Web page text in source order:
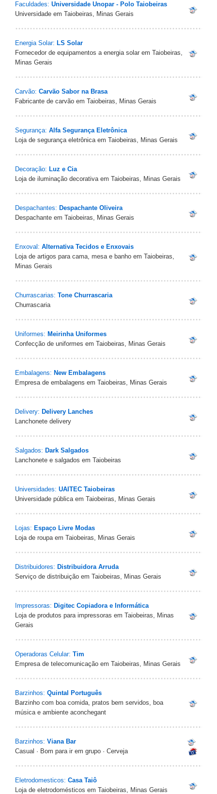
Faculdades: Universidade Unopar - Polo Taiobeiras
Universidade em Taiobeiras, Minas Gerais
Energia Solar: LS Solar
Fornecedor de equipamentos a energia solar em Taiobeiras,
Minas Gerais
Carvão: Carvão Sabor na Brasa
Fabricante de carvão em Taiobeiras, Minas Gerais
Segurança: Alfa Segurança Eletrônica
Loja de segurança eletrônica em Taiobeiras, Minas Gerais
Decoração: Luz e Cia
Loja de iluminação decorativa em Taiobeiras, Minas Gerais
Despachantes: Despachante Oliveira
Despachante em Taiobeiras, Minas Gerais
Enxoval: Alternativa Tecidos e Enxovais
Loja de artigos para cama, mesa e banho em Taiobeiras,
Minas Gerais
Churrascarias: Tone Churrascaria
Churrascaria
Uniformes: Meirinha Uniformes
Confecção de uniformes em Taiobeiras, Minas Gerais
Embalagens: New Embalagens
Empresa de embalagens em Taiobeiras, Minas Gerais
Delivery: Delivery Lanches
Lanchonete delivery
Salgados: Dark Salgados
Lanchonete e salgados em Taiobeiras
Universidades: UAITEC Taiobeiras
Universidade pública em Taiobeiras, Minas Gerais
Lojas: Espaço Livre Modas
Loja de roupa em Taiobeiras, Minas Gerais
Distribuidores: Distribuidora Arruda
Serviço de distribuição em Taiobeiras, Minas Gerais
Impressoras: Digitec Copiadora e Informática
Loja de produtos para impressoras em Taiobeiras, Minas
Gerais
Operadoras Celular: Tim
Empresa de telecomunicação em Taiobeiras, Minas Gerais
Barzinhos: Quintal Português
Barzinho com boa comida, pratos bem servidos, boa
música e ambiente aconchegant
Barzinhos: Viana Bar
Casual · Bom para ir em grupo · Cerveja
Eletrodomesticos: Casa Taiô
Loja de eletrodomésticos em Taiobeiras, Minas Gerais